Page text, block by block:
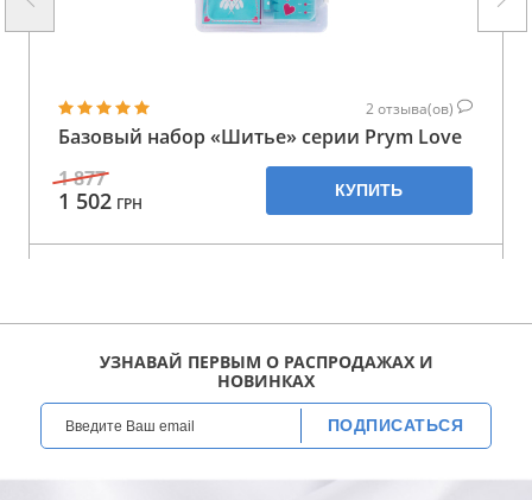
2 отзыва(ов)
Базовый набор «Шитье» серии Prym Love
1 877
1 502 ГРН
КУПИТЬ
УЗНАВАЙ ПЕРВЫМ О РАСПРОДАЖАХ И
НОВИНКАХ
ПОДПИСАТЬСЯ